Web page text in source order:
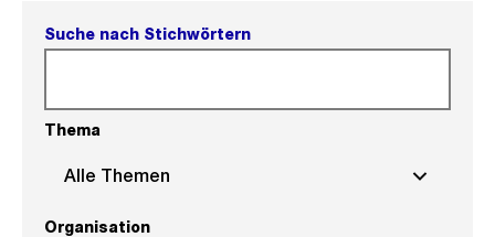
Suche nach Stichwörtern
Thema
Alle Themen
Organisation